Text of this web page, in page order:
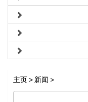
主页>新闻 >